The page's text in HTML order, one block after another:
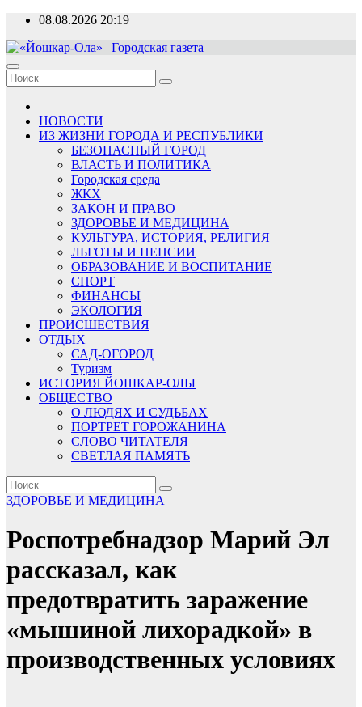
Перейти
содержимому
08.08.2026 20:19
«Йошкар-Ола» | Городская газета
Новости, события, люди
НОВОСТИ
ИЗ ЖИЗНИ ГОРОДА И РЕСПУБЛИКИ
БЕЗОПАСНЫЙ ГОРОД
ВЛАСТЬ И ПОЛИТИКА
Городская среда
ЖКХ
ЗАКОН И ПРАВО
ЗДОРОВЬЕ И МЕДИЦИНА
КУЛЬТУРА, ИСТОРИЯ, РЕЛИГИЯ
ЛЬГОТЫ И ПЕНСИИ
ОБРАЗОВАНИЕ И ВОСПИТАНИЕ
СПОРТ
ФИНАНСЫ
ЭКОЛОГИЯ
ПРОИСШЕСТВИЯ
ОТДЫХ
САД-ОГОРОД
Туризм
ИСТОРИЯ ЙОШКАР-ОЛЫ
ОБЩЕСТВО
О ЛЮДЯХ И СУДЬБАХ
ПОРТРЕТ ГОРОЖАНИНА
СЛОВО ЧИТАТЕЛЯ
СВЕТЛАЯ ПАМЯТЬ
ЗДОРОВЬЕ И МЕДИЦИНА
Роспотребнадзор Марий Эл
рассказал, как
предотвратить заражение
«мышиной лихорадкой» в
производственных условиях